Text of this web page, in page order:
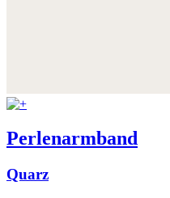
Perlenarmband
Quarz